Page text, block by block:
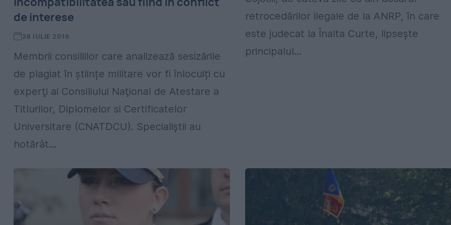
de interese
28 IULIE 2016
Membrii consiliilor care analizează sesizările
de plagiat în științe militare vor fi înlocuiți cu
experţi ai Consiliului Naţional de Atestare a
Titlurilor, Diplomelor si Certificatelor
Universitare (CNATDCU). Specialiştii au
hotărât...
retrocedărilor ilegale de la ANRP, în care
este judecat la Înalta Curte, lipseşte
principalul...